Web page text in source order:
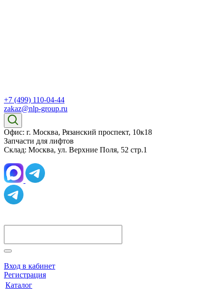
+7 (499) 110-04-44
zakaz@nlp-group.ru
Офис: г. Москва, Рязанский проспект, 10к18
Запчасти для лифтов
Склад: Москва, ул. Верхние Поля, 52 стр.1
Вход в кабинет
Регистрация
Каталог